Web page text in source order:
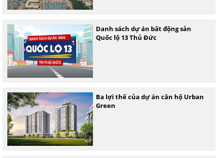
Danh sách dự án bất động sản
Quốc lộ 13 Thủ Đức
Ba lợi thế của dự án căn hộ Urban
Green